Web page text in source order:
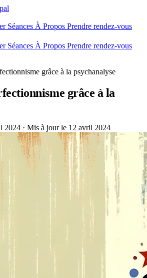
Séances À Propos Prendre rendez-vous
Séances À Propos Prendre rendez-vous
grâce à la psychanalyse
grâce à la
2024 · Mis à jour le 12 avril 2024